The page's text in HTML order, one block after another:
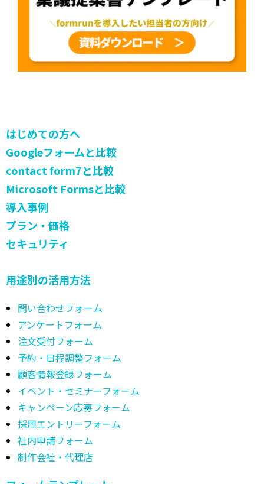
はじめての方へ
Googleフォームと比較
contact form7と比較
Microsoft Formsと比較
導入事例
プラン・価格
セキュリティ
用途別の活用方法
問い合わせフォーム
アンケートフォーム
注文受付フォーム
予約・日程調整フォーム
顧客情報登録フォーム
イベント・セミナーフォーム
キャンペーン応募フォーム
採用エントリーフォーム
社内申請フォーム
制作会社・代理店